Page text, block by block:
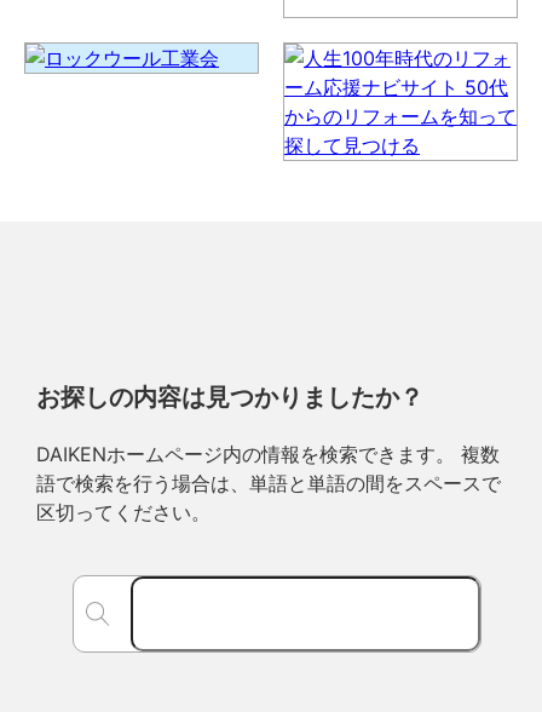
お探しの内容は見つかりましたか？
DAIKENホームページ内の情報を検索できます。 複数
語で検索を行う場合は、単語と単語の間をスペースで
区切ってください。